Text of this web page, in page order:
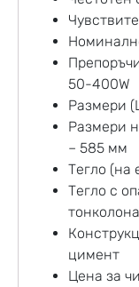
50-400W
Размери
Размери
– 585 мм
Тегло (на
Тегло с
цимент
Цена за